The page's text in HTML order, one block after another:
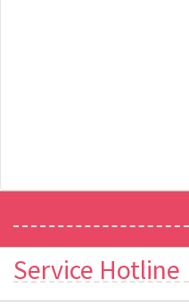
Service Hotline